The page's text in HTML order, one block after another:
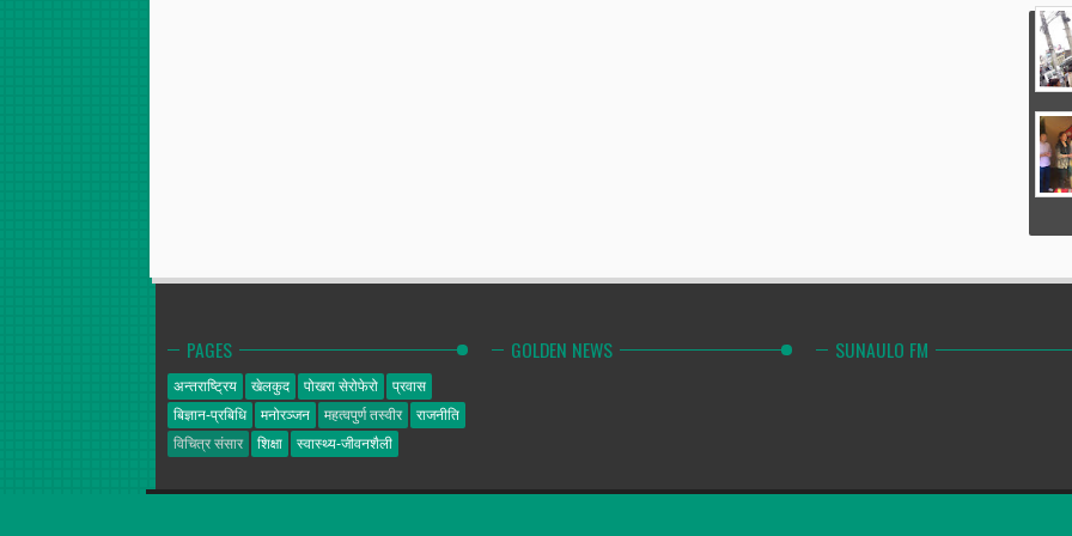
PAGES
अन्तराष्ट्रिय खेलकुद पोखरा सेरोफेरो
प्रवास
बिज्ञान-प्रबिधि
मनोरञ्जन महत्वपुर्ण तस्वीर
राजनीति
विचित्र संसार
शिक्षा स्वास्थ्य-जीवनशैली
GOLDEN NEWS SUNAULO FM